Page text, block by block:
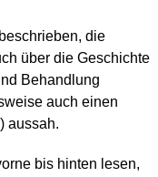
die
über die Geschichte
Behandlung
auch einen
aussah.
bis hinten lesen,